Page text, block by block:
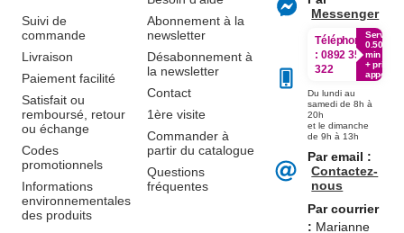
Suivi de
commande
Livraison
Paiement facilité
Satisfait ou
remboursé, retour
ou échange
Codes
promotionnels
Informations
environnementales
des produits
Abonnement à la
newsletter
Désabonnement à
la newsletter
Contact
1ère visite
Commander à
partir du catalogue
Questions
fréquentes
Messenger
Téléphone
: 0892 350
322
Service
0.50€ /
min
+ prix
appel
Du lundi au
samedi de 8h à
20h
et le dimanche
de 9h à 13h
Par email :
Contactez-
nous
Par courrier
: Marianne